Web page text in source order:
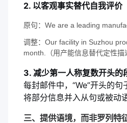
2. 以客观事实替代自我评价
原句：We are a leading
调整：Our facility in Suzhou
month.（用产能信息替代定性描
3. 减少第一人称复数开头的
每封邮件中，“We”开头的
将部分信息并入从句或被动
三、提供语境，而非罗列特